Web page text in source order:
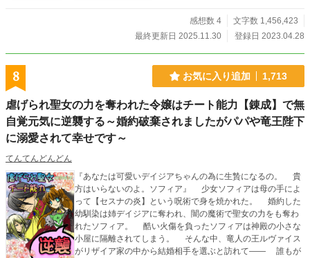
感想数 4
文字数 1,456,423
最終更新日 2025.11.30
登録日 2023.04.28
8 お気に入り追加 1,713
虐げられ聖女の力を奪われた令嬢はチート能力【錬成】で無
自覚元気に逆襲する～婚約破棄されましたがパパや竜王陛下
に溺愛されて幸せです～
てんてんどんどん
『あなたは可愛いデイジアちゃんの為に生贄になるの。 貴
方はいらないのよ。ソフィア』 少女ソフィアは母の手によ
って【セスナの炎】という呪術で身を焼かれた。 婚約した
幼馴染は姉デイジアに奪われ、闇の魔術で聖女の力をも奪わ
れたソフィア。 酷い火傷を負ったソフィアは神殿の小さな
小屋に隔離されてしまう。 そんな中、竜人の王ルヴァイス
がリザイア家の中から結婚相手を選ぶと訪れて―― 誰もが